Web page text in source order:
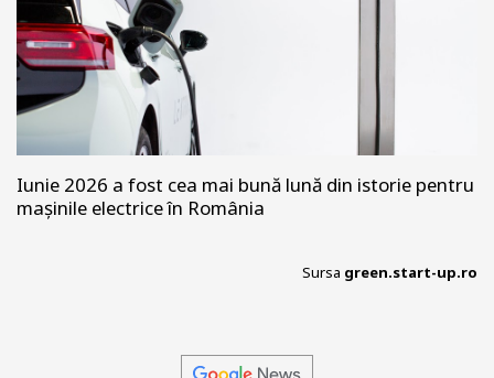
Iunie 2026 a fost cea mai bună lună din istorie pentru
mașinile electrice în România
Sursa green.start-up.ro